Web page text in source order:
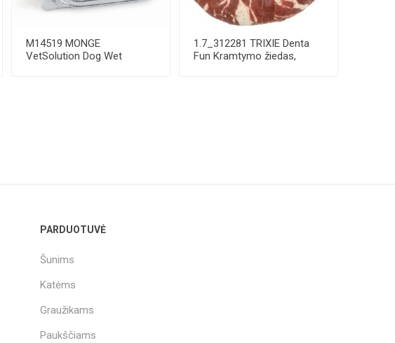
M14519 MONGE
VetSolution Dog Wet
1.7_312281 TRIXIE Denta
Fun Kramtymo žiedas,
PARDUOTUVĖ
Šunims
Katėms
Graužikams
Paukščiams